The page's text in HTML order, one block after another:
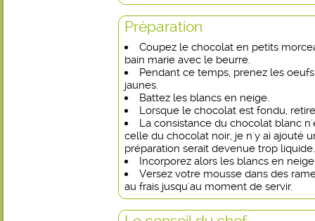
Préparation
Coupez le chocolat en petits
bain marie avec le beurre.
Pendant ce temps, prenez les
jaunes.
Battez les blancs en neige.
Lorsque le chocolat est fondu,
La consistance du chocolat blanc
celle du chocolat noir, je n'y ai ajouté
préparation serait devenue trop liquide.
Incorporez alors les blancs en
Versez votre mousse dans des
au frais jusqu'au moment de servir.